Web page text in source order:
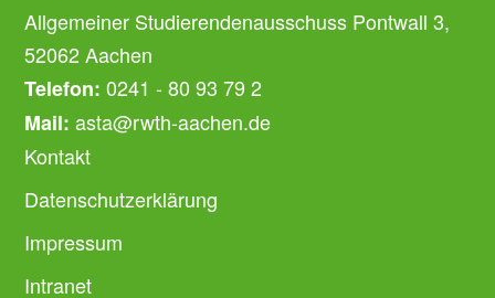
Allgemeiner Studierendenausschuss Pontwall 3,
52062 Aachen
Telefon: 0241 - 80 93 79 2
Mail: asta@rwth-aachen.de
Kontakt
Datenschutzerklärung
Impressum
Intranet